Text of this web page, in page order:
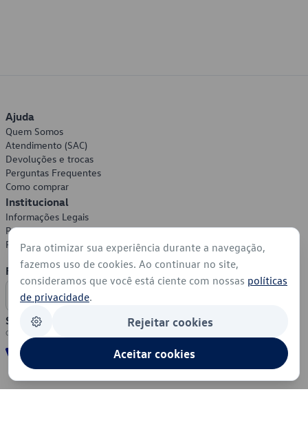
Ajuda
Quem Somos
Atendimento (SAC)
Devoluções e trocas
Perguntas Frequentes
Como comprar
Institucional
Informações Legais
Política de Privacidade
Política de Cookies
Formas de Pagamento
Segurança
Para otimizar sua experiência durante a navegação,
fazemos uso de cookies. Ao continuar no site,
consideramos que você está ciente com nossas políticas
de privacidade.
Rejeitar cookies
Aceitar cookies